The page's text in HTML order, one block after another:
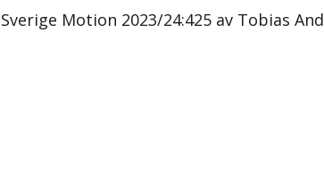
Motion 2023/24:425 av Tobias